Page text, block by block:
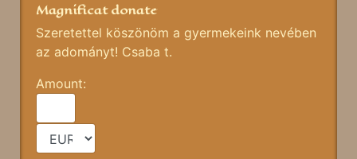
Magnificat donate
Szeretettel köszönöm a gyermekeink nevében
az adományt! Csaba t.
Amount: